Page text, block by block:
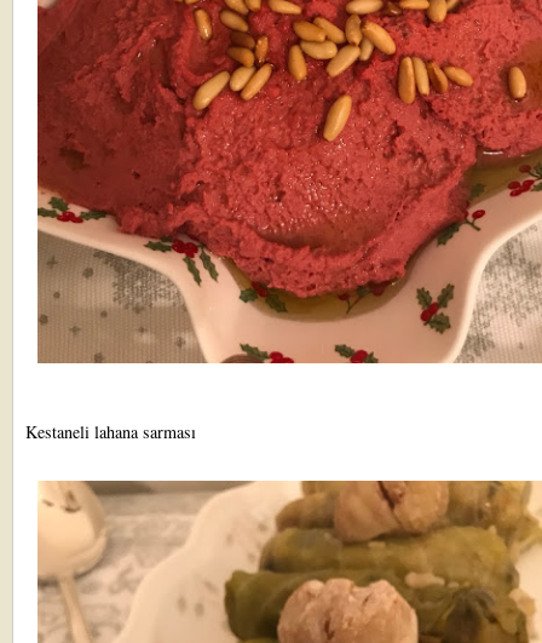
Kestaneli lahana sarması